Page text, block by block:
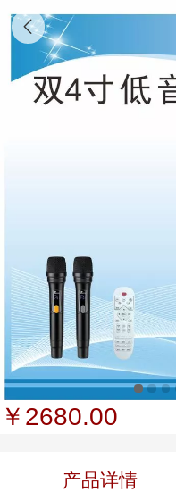
户外/家庭高端专业
K-520
￥2680.00
产品详情